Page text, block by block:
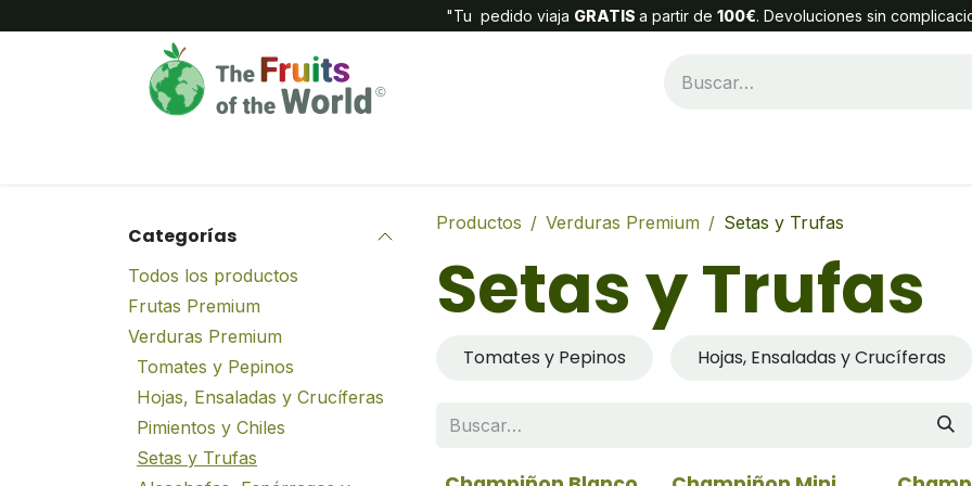
"Tu pedido viaja GRATIS a partir de 100€. Devoluciones sin
Categorías
Todos los productos
Frutas Premium
Verduras Premium
Tomates y Pepinos
Hojas, Ensaladas y Crucíferas
Pimientos y Chiles
Setas y Trufas
Productos Verduras Premium Setas y Trufas
Setas y Trufas
Tomates y Pepinos Hojas, Ensaladas y Crucíferas